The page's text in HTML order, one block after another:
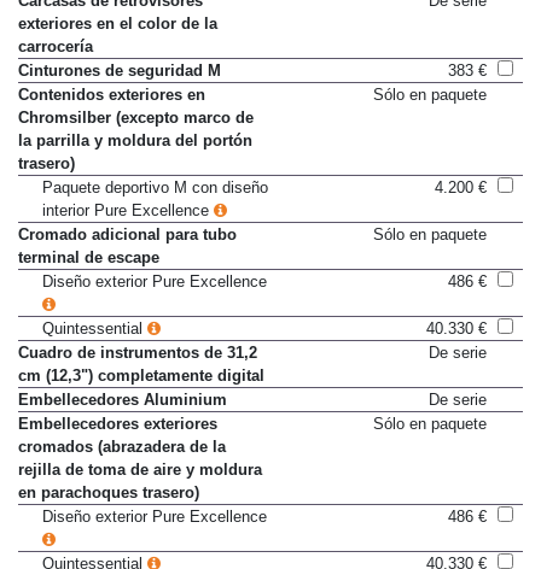
Carcasas de retrovisores
exteriores en el color de la
carrocería
Cinturones de seguridad M
383 €
Contenidos exteriores en
Chromsilber (excepto marco de
la parrilla y moldura del portón
trasero)
Paquete deportivo M con diseño
interior Pure Excellence
Cromado adicional para tubo
terminal de escape
Diseño exterior Pure Excellence
Quintessential
40.330 €
Cuadro de instrumentos de 31,2
cm (12,3") completamente digital
Embellecedores Aluminium
De serie
Embellecedores exteriores
cromados (abrazadera de la
rejilla de toma de aire y moldura
en parachoques trasero)
Diseño exterior Pure Excellence